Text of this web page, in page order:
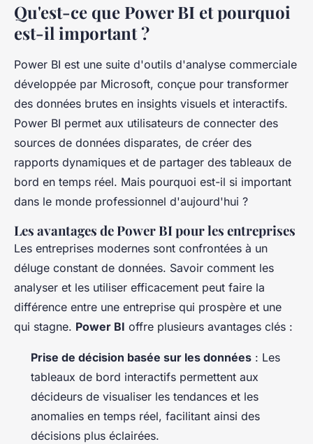
Qu'est-ce que Power BI et pourquoi
est-il important ?
Power BI est une suite d'outils d'analyse commerciale
développée par Microsoft, conçue pour transformer
des données brutes en insights visuels et interactifs.
Power BI permet aux utilisateurs de connecter des
sources de données disparates, de créer des
rapports dynamiques et de partager des tableaux de
bord en temps réel. Mais pourquoi est-il si important
dans le monde professionnel d'aujourd'hui ?
Les avantages de Power BI pour les entreprises
Les entreprises modernes sont confrontées à un
déluge constant de données. Savoir comment les
analyser et les utiliser efficacement peut faire la
différence entre une entreprise qui prospère et une
qui stagne. Power BI offre plusieurs avantages clés :
Prise de décision basée sur les données : Les
tableaux de bord interactifs permettent aux
décideurs de visualiser les tendances et les
anomalies en temps réel, facilitant ainsi des
décisions plus éclairées.